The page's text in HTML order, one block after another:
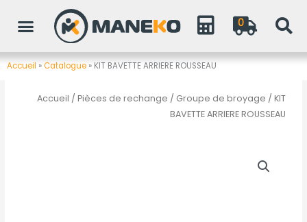
0
Accueil »Catalogue » KIT BAVETTE ARRIERE ROUSSEAU
Accueil / Pièces de rechange / Groupe de broyage / KIT
BAVETTE ARRIERE ROUSSEAU